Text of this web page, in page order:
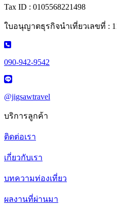
Tax ID : 0105568221498
ใบอนุญาตธุรกิจนำเที่ยวเลขที่ :
090-942-9542
@jigsawtravel
บริการลูกค้า
ติดต่อเรา
เกี่ยวกับเรา
บทความท่องเที่ยว
ผลงานที่ผ่านมา